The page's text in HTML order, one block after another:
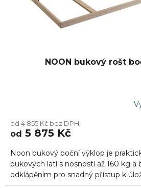
NOON bukový rošt
od 4 855 Kč bez DPH
od 5 875 Kč
Noon bukový boční výklop je
bukových latí s nosností až 160 kg
odklápěním pro snadný přístup k